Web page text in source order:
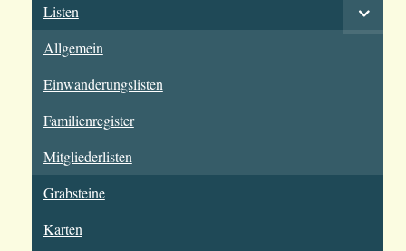
Listen
Allgemein
Einwanderungslisten
Familienregister
Mitgliederlisten
Grabsteine
Karten